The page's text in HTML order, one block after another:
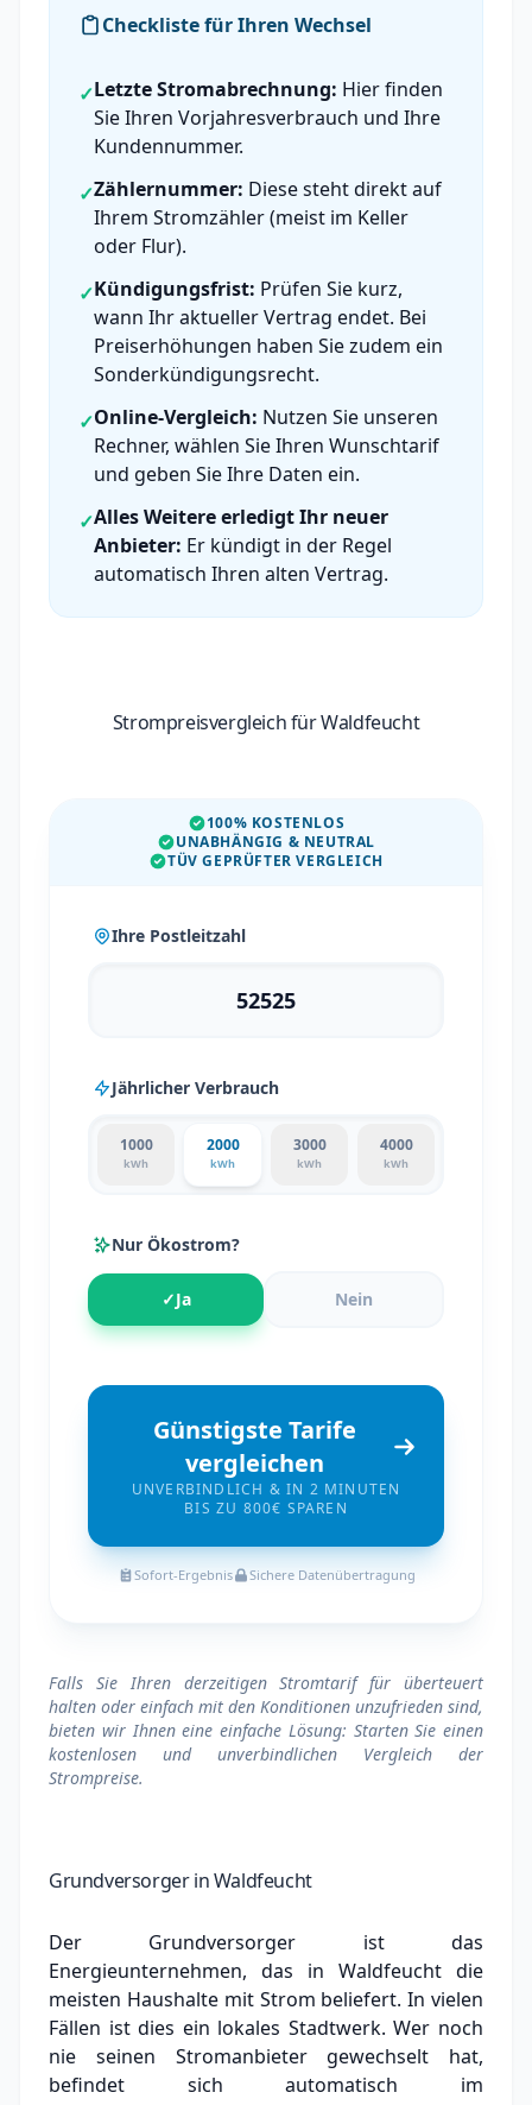
Checkliste für Ihren Wechsel
✓Letzte Stromabrechnung: Hier finden
Sie Ihren Vorjahresverbrauch und Ihre
Kundennummer.
✓Zählernummer: Diese steht direkt auf
Ihrem Stromzähler (meist im Keller
oder Flur).
✓Kündigungsfrist: Prüfen Sie kurz,
wann Ihr aktueller Vertrag endet. Bei
Preiserhöhungen haben Sie zudem ein
Sonderkündigungsrecht.
✓Online-Vergleich: Nutzen Sie unseren
Rechner, wählen Sie Ihren Wunschtarif
und geben Sie Ihre Daten ein.
✓Alles Weitere erledigt Ihr neuer
Anbieter: Er kündigt in der Regel
automatisch Ihren alten Vertrag.
Strompreisvergleich für Waldfeucht
100% KOSTENLOS
UNABHÄNGIG & NEUTRAL
TÜV GEPRÜFTER VERGLEICH
Ihre Postleitzahl
Jährlicher Verbrauch
1000
kWh
2000
kWh
3000
kWh
4000
kWh
Nur Ökostrom?
✓Ja Nein
Günstigste Tarife
vergleichen
UNVERBINDLICH & IN 2 MINUTEN
BIS ZU 800€ SPAREN
Sofort-Ergebnis Sichere Datenübertragung
Falls Sie Ihren derzeitigen Stromtarif für überteuert
halten oder einfach mit den Konditionen unzufrieden sind,
bieten wir Ihnen eine einfache Lösung: Starten Sie einen
kostenlosen und unverbindlichen Vergleich der
Strompreise.
Grundversorger in Waldfeucht
Der Grundversorger ist das
Energieunternehmen, das in Waldfeucht die
meisten Haushalte mit Strom beliefert. In vielen
Fällen ist dies ein lokales Stadtwerk.Wer noch
nie seinen Stromanbieter gewechselt hat,
befindet sich automatisch im